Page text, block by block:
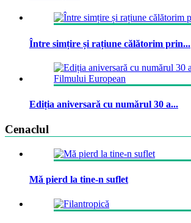
Între simțire și rațiune călătorim prin...
Ediția aniversară cu numărul 30 a...
Cenaclul
Mă pierd la tine-n suflet